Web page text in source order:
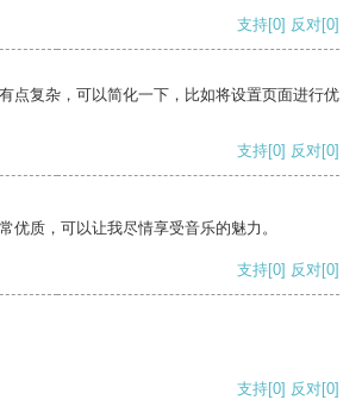
支持[0] 反对[0]
点复杂，可以简化一下，比如将设置页面进行优
支持[0] 反对[0]
优质，可以让我尽情享受音乐的魅力。
支持[0] 反对[0]
支持[0] 反对[0]